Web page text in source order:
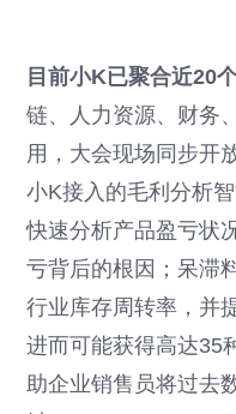
目前小K已聚合近20
链、人力资源、财务
用，大会现场同步开
小K接入的毛利分析
快速分析产品盈亏状
亏背后的根因；呆滞
行业库存周转率，并
进而可能获得高达35
助企业销售员将过去